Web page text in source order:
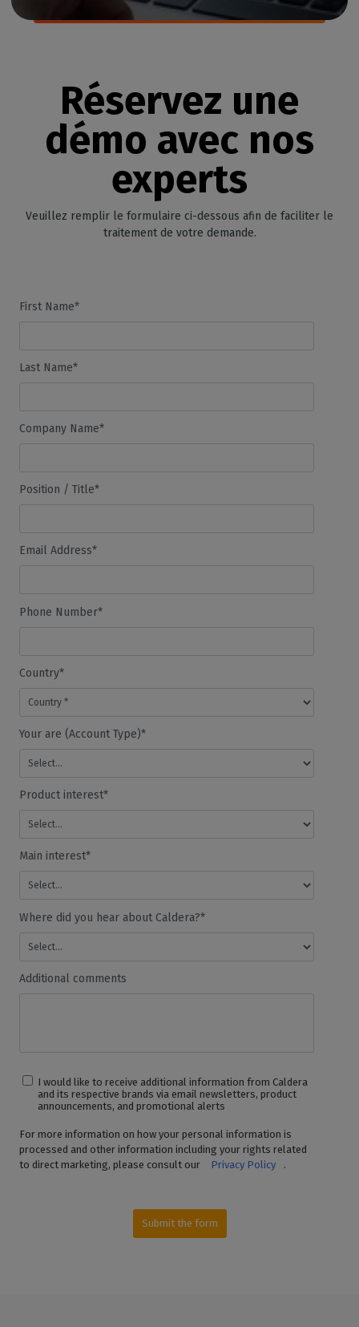
Réservez une
démo avec nos
experts
Veuillez remplir le formulaire ci-dessous afin de faciliter le
traitement de votre demande.
First Name*
Last Name*
Company Name*
Position / Title*
Email Address*
Phone Number*
Country*
Your are (Account Type)*
Product interest*
Main interest*
Where did you hear about Caldera?*
Additional comments
I would like to receive additional information from Caldera
and its respective brands via email newsletters, product
announcements, and promotional alerts
For more information on how your personal information is
processed and other information including your rights related
to direct marketing, please consult our
Privacy Policy .
Submit the form